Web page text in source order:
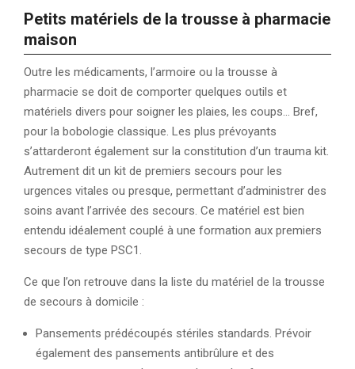
Petits matériels de la trousse à pharmacie
maison
Outre les médicaments, l’armoire ou la trousse à
pharmacie se doit de comporter quelques outils et
matériels divers pour soigner les plaies, les coups… Bref,
pour la bobologie classique. Les plus prévoyants
s’attarderont également sur la constitution d’un trauma kit.
Autrement dit un kit de premiers secours pour les
urgences vitales ou presque, permettant d’administrer des
soins avant l’arrivée des secours. Ce matériel est bien
entendu idéalement couplé à une formation aux premiers
secours de type PSC1.
Ce que l’on retrouve dans la liste du matériel de la trousse
de secours à domicile :
Pansements prédécoupés stériles standards. Prévoir
également des pansements antibrûlure et des